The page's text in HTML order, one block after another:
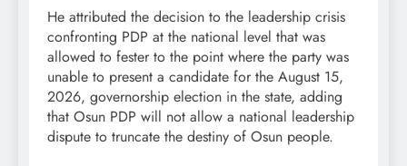
He attributed the decision to the leadership crisis
confronting PDP at the national level that was
allowed to fester to the point where the party was
unable to present a candidate for the August 15,
2026, governorship election in the state, adding
that Osun PDP will not allow a national leadership
dispute to truncate the destiny of Osun people.